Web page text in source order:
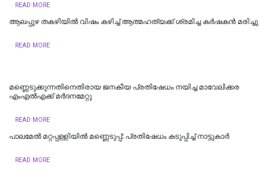
READ MORE
ആലപ്പുഴ തകഴിയിൽ വിഷം കഴിച്ച് ആത്മഹത്യക്ക് ശ്രമിച്ച കർഷകൻ മരിച്ചു
READ MORE
മണ്ണെടുക്കുന്നതിനെതിരായ ജനകീയ പ്രതിഷേധം നയിച്ച മാവേലിക്കര
എംഎൽഎക്ക് മർദനമേറ്റു
READ MORE
പാലമേൽ മറ്റപ്പള്ളിയിൽ മണ്ണെടുപ്പ്: പ്രതിഷേധം കടുപ്പിച്ച് നാട്ടുകാർ
READ MORE